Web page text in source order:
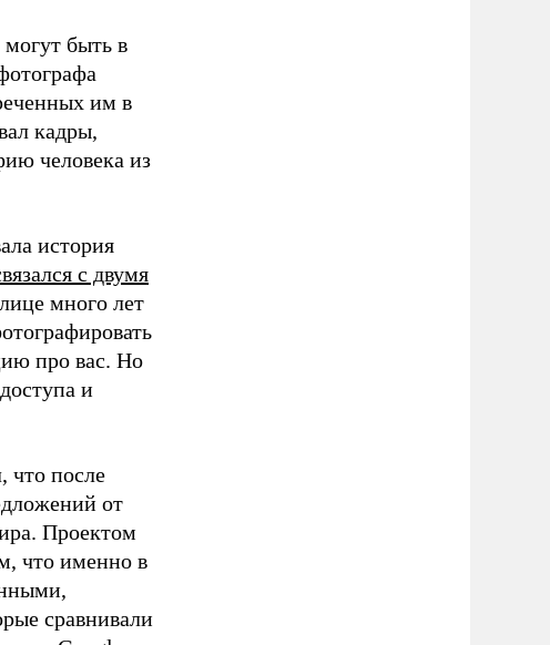
быть в
им в
кадры,
человека из
история
с двумя
много лет
про вас. Но
и
что после
от
Проектом
что именно в
сравнивали